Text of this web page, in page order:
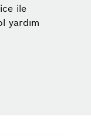
ile
yardım